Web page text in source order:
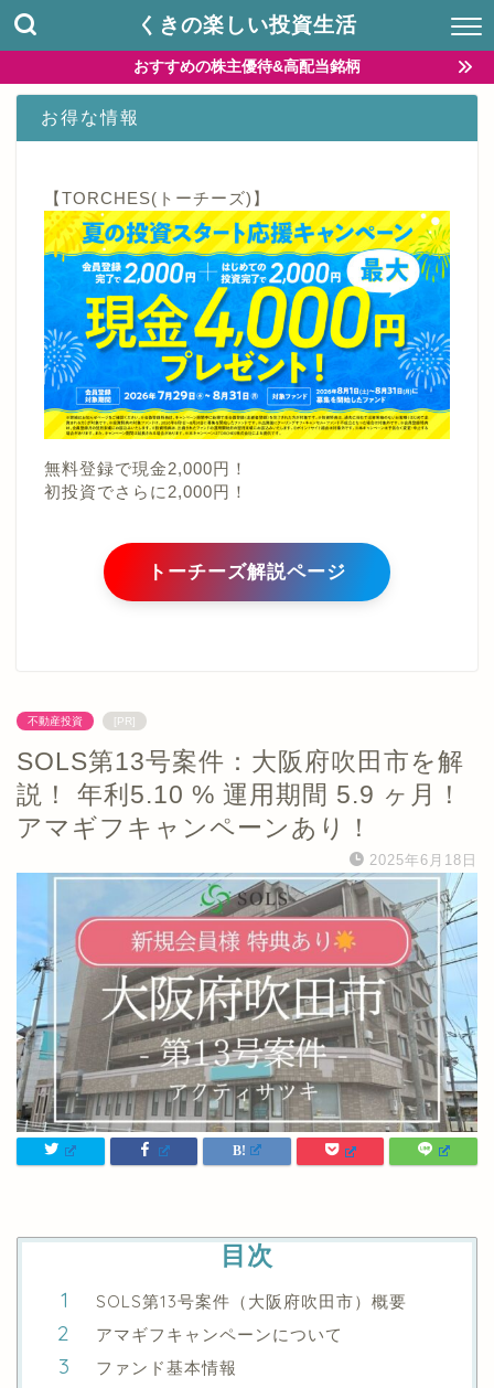
くきの楽しい投資生活
おすすめの株主優待&高配当銘柄
お得な情報
【TORCHES(トーチーズ)】
無料登録で現金2,000円！
初投資でさらに2,000円！
トーチーズ解説ページ
不動産投資 [PR]
SOLS第13号案件：大阪府吹田市を解
説！ 年利5.10 % 運用期間 5.9 ヶ月！
アマギフキャンペーンあり！
2025年6月18日
目次
SOLS第13号案件（大阪府吹田市）概要
アマギフキャンペーンについて
ファンド基本情報